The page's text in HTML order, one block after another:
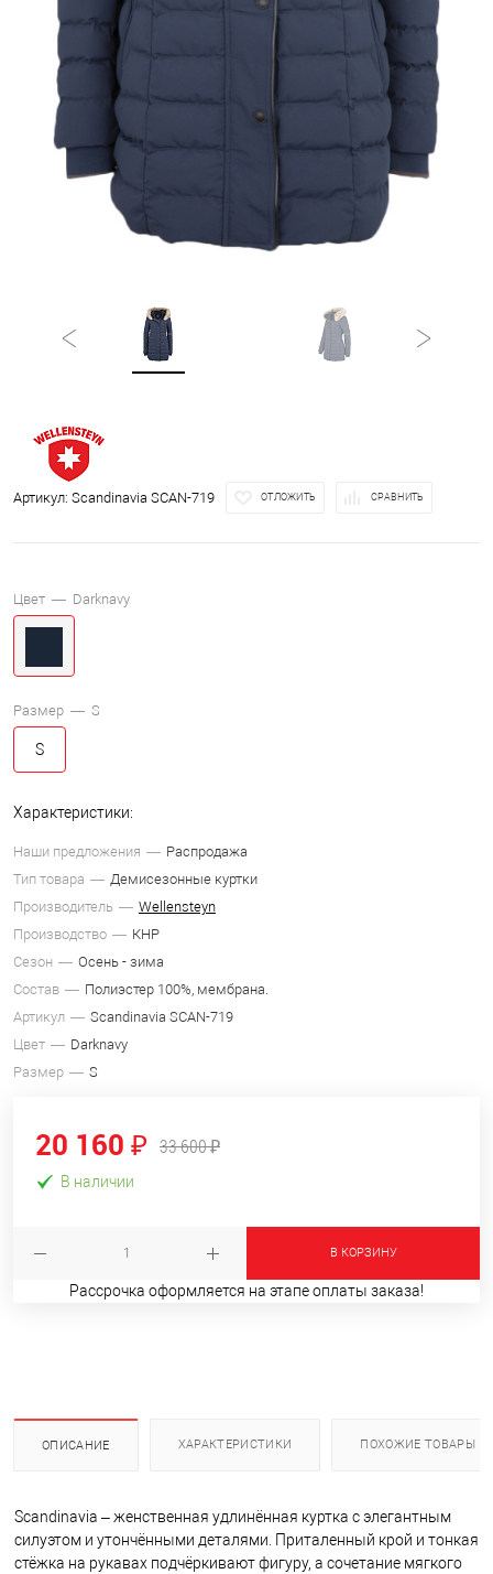
Артикул: Scandinavia SCAN-719 ОТЛОЖИТЬ СРАВНИТЬ
Цвет — Darknavy
Размер — S
S
Характеристики:
Наши предложения
Распродажа
Тип товара
Демисезонные куртки
Производитель
Wellensteyn
Производство
КНР
Сезон
Осень - зима
Состав
Полиэстер 100%, мембрана.
Артикул
Scandinavia SCAN-719
Цвет
Darknavy
Размер
S
20 160 ₽ 33 600 ₽
В наличии
В КОРЗИНУ
Рассрочка оформляется на этапе оплаты заказа!
ОПИСАНИЕ ХАРАКТЕРИСТИКИ ПОХОЖИЕ ТОВАРЫ
Scandinavia – женственная удлинённая куртка с элегантным
силуэтом и утончёнными деталями. Приталенный крой и тонкая
стёжка на рукавах подчёркивают фигуру, а сочетание мягкого